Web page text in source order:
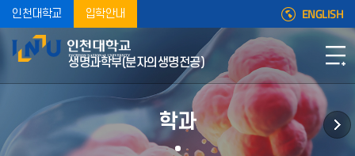
인천대학교 입학안내 ENGLISH
생명과학부(분자의생명전공)
학과